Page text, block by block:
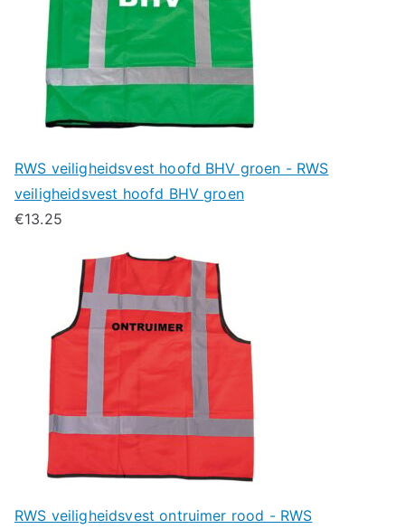
RWS veiligheidsvest hoofd BHV groen - RWS
veiligheidsvest hoofd BHV groen
€13.25
RWS veiligheidsvest ontruimer rood - RWS